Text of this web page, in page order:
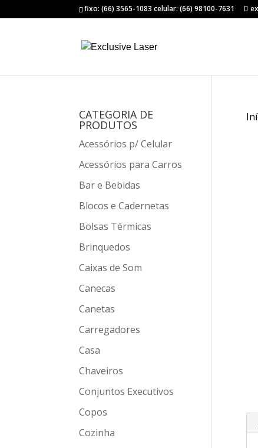
fixo: (66) 3565-1083 celular: (66) 98100-7631
CATEGORIA DE
PRODUTOS
Acessórios p/ Celular
Acessórios para Carros
Bar e Bebidas
Blocos e Cadernetas
Bolsas Térmicas
Brinquedos
Caixas de Som
Canecas
Canetas
Carregadores
Casa
Chaveiros
Conjuntos Executivos
Copos
Cozinha